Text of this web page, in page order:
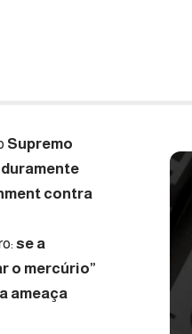
Supremo
contra
se a
o mercúrio”
ameaça